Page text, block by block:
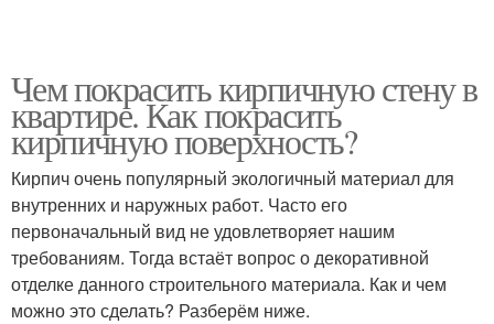
Чем покрасить кирпичную стену в
квартире. Как покрасить
кирпичную поверхность?
Кирпич очень популярный экологичный материал для
внутренних и наружных работ. Часто его
первоначальный вид не удовлетворяет нашим
требованиям. Тогда встаёт вопрос о декоративной
отделке данного строительного материала. Как и чем
можно это сделать? Разберём ниже.